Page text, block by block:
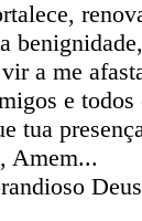
a me
e todos
tua
Amem...